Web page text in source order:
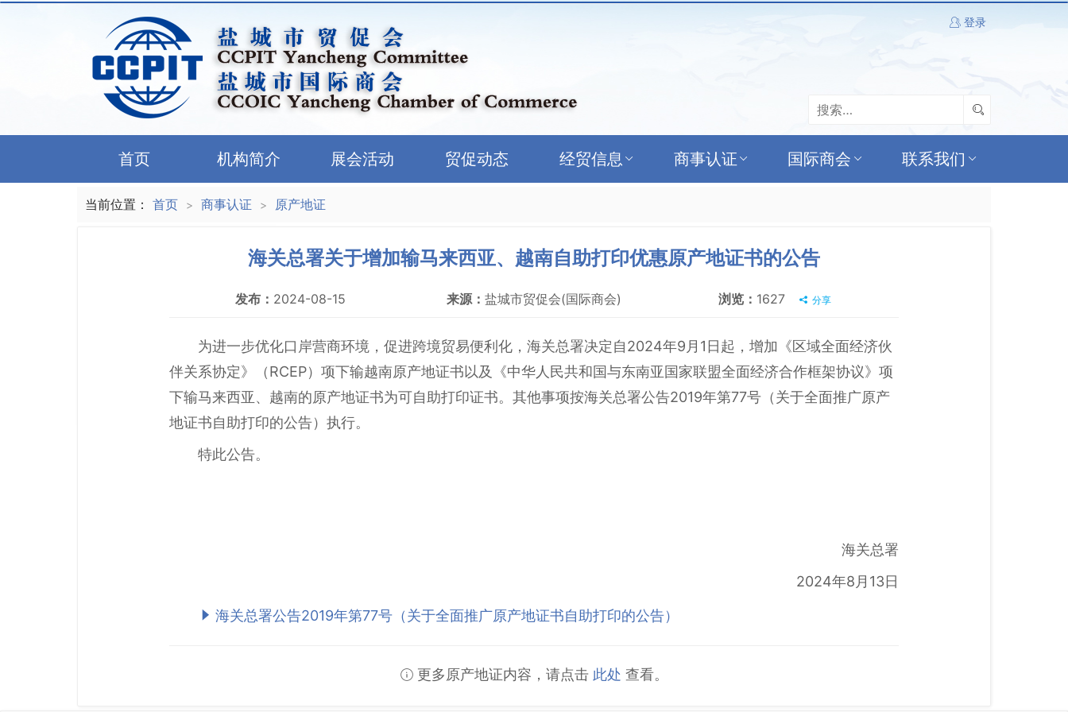
登录
首页 机构简介 展会活动 贸促动态 经贸信息 商事认证 国际商会 联系我们
当前位置： 首页 > 商事认证 > 原产地证
海关总署关于增加输马来西亚、越南自助打印优惠原产地证书的公告
发布： 2024-08-15 来源： 盐城市贸促会(国际商会) 浏览： 1627 分享
为进一步优化口岸营商环境，促进跨境贸易便利化，海关总署决定自2024年9月1日起，增加《区域全面经济伙
伴关系协定》（RCEP）项下输越南原产地证书以及《中华人民共和国与东南亚国家联盟全面经济合作框架协议》项
下输马来西亚、越南的原产地证书为可自助打印证书。其他事项按海关总署公告2019年第77号（关于全面推广原产
地证书自助打印的公告）执行。
特此公告。
海关总署
2024年8月13日
海关总署公告2019年第77号（关于全面推广原产地证书自助打印的公告）
更多原产地证内容，请点击 此处 查看。